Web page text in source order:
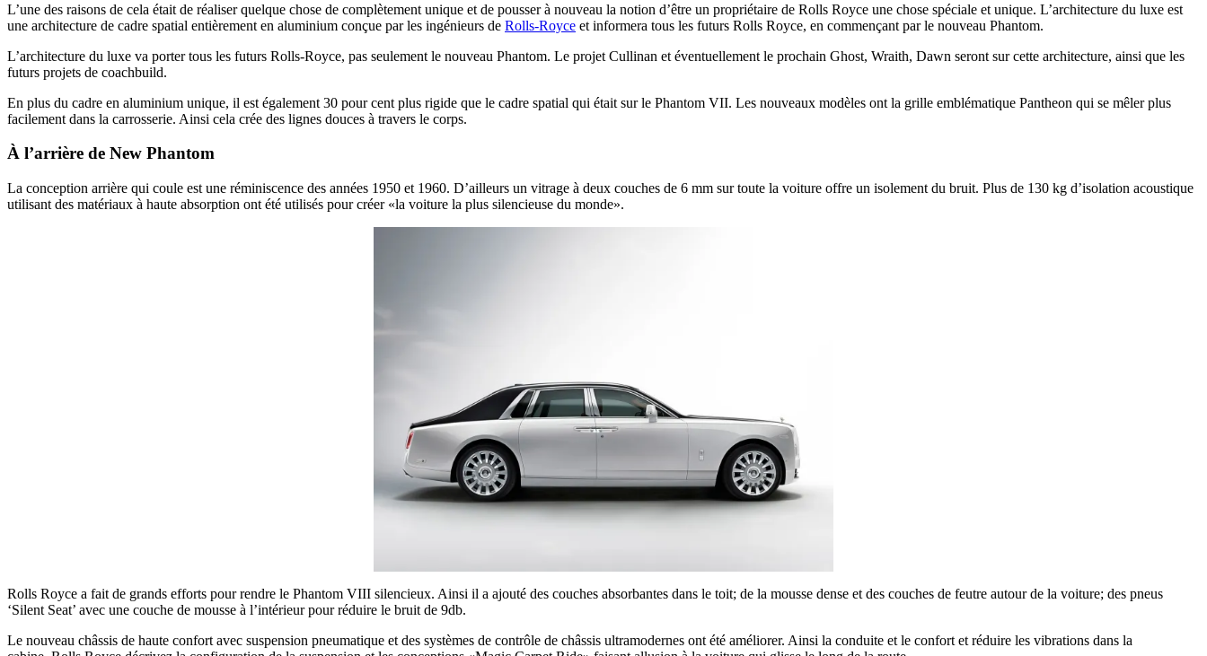
L’une des raisons de cela était de réaliser quelque chose de complètement unique et de pousser à nouveau la notion d’être un propriétaire de Rolls Royce une chose spéciale et unique. L’architecture du luxe est
une architecture de cadre spatial entièrement en aluminium conçue par les ingénieurs de Rolls-Royce et informera tous les futurs Rolls Royce, en commençant par le nouveau Phantom.
L’architecture du luxe va porter tous les futurs Rolls-Royce, pas seulement le nouveau Phantom. Le projet Cullinan et éventuellement le prochain Ghost, Wraith, Dawn seront sur cette architecture, ainsi que les
futurs projets de coachbuild.
En plus du cadre en aluminium unique, il est également 30 pour cent plus rigide que le cadre spatial qui était sur le Phantom VII. Les nouveaux modèles ont la grille emblématique Pantheon qui se mêler plus
facilement dans la carrosserie. Ainsi cela crée des lignes douces à travers le corps.
À l’arrière de New Phantom
La conception arrière qui coule est une réminiscence des années 1950 et 1960. D’ailleurs un vitrage à deux couches de 6 mm sur toute la voiture offre un isolement du bruit. Plus de 130 kg d’isolation acoustique
utilisant des matériaux à haute absorption ont été utilisés pour créer «la voiture la plus silencieuse du monde».
Rolls Royce a fait de grands efforts pour rendre le Phantom VIII silencieux. Ainsi il a ajouté des couches absorbantes dans le toit; de la mousse dense et des couches de feutre autour de la voiture; des pneus
‘Silent Seat’ avec une couche de mousse à l’intérieur pour réduire le bruit de 9db.
Le nouveau châssis de haute confort avec suspension pneumatique et des systèmes de contrôle de châssis ultramodernes ont été améliorer. Ainsi la conduite et le confort et réduire les vibrations dans la